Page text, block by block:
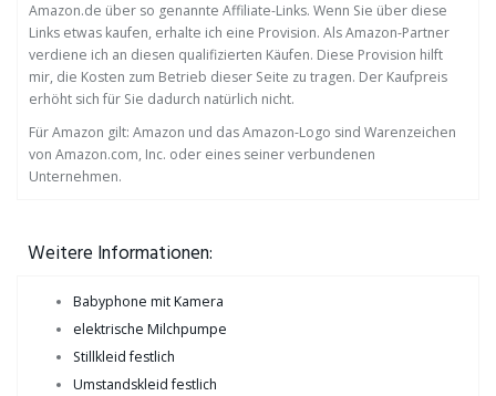
Amazon.de über so genannte Affiliate-Links. Wenn Sie über diese
Links etwas kaufen, erhalte ich eine Provision. Als Amazon-Partner
verdiene ich an diesen qualifizierten Käufen. Diese Provision hilft
mir, die Kosten zum Betrieb dieser Seite zu tragen. Der Kaufpreis
erhöht sich für Sie dadurch natürlich nicht.
Für Amazon gilt: Amazon und das Amazon-Logo sind Warenzeichen
von Amazon.com, Inc. oder eines seiner verbundenen
Unternehmen.
Weitere Informationen:
Babyphone mit Kamera
elektrische Milchpumpe
Stillkleid festlich
Umstandskleid festlich